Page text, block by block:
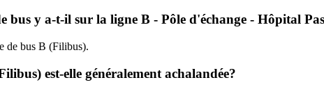
bus y a-t-il sur la ligne B - Pôle d'échange - Hôpital
de bus B (Filibus).
est-elle généralement achalandée?